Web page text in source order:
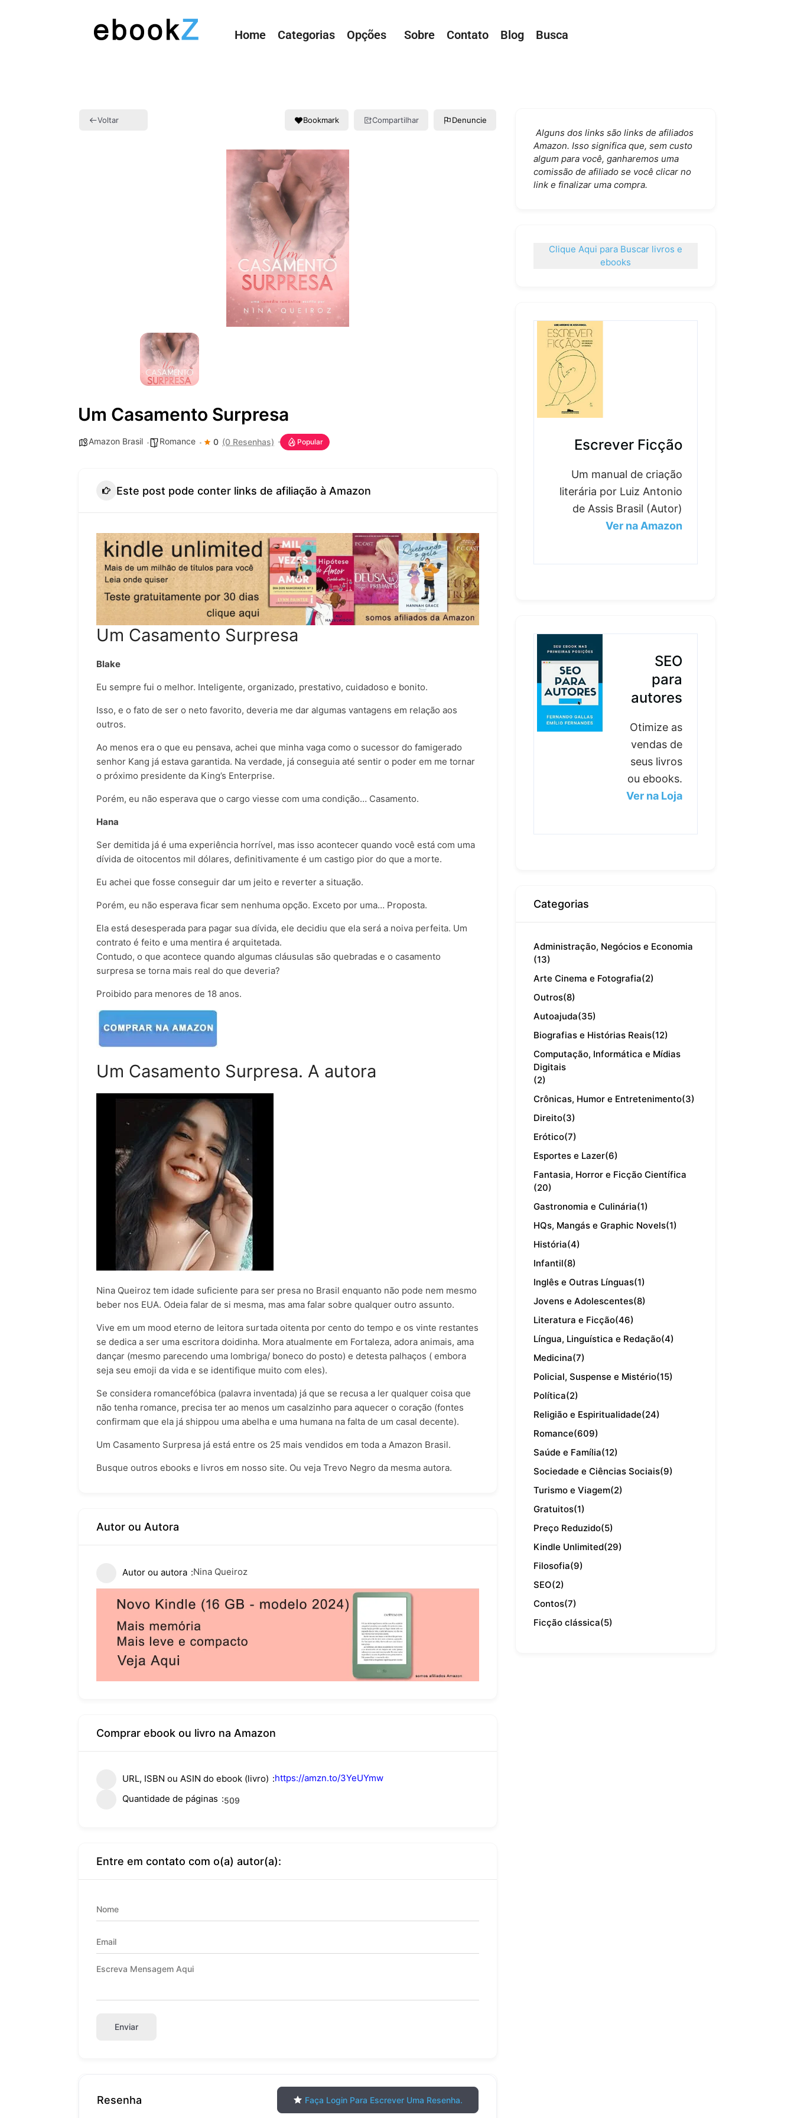
Home Categorias Opções Sobre Contato Blog Busca
Voltar Bookmark Compartilhar Denuncie
Um Casamento Surpresa
Amazon Brasil Romance 0 (0 Resenhas) Popular
Este post pode conter links de afiliação à Amazon
Um Casamento Surpresa
Blake
Eu sempre fui o melhor. Inteligente, organizado, prestativo, cuidadoso e bonito.
Isso, e o fato de ser o neto favorito, deveria me dar algumas vantagens em relação aos
outros.
Ao menos era o que eu pensava, achei que minha vaga como o sucessor do famigerado
senhor Kang já estava garantida. Na verdade, já conseguia até sentir o poder em me tornar
o próximo presidente da King’s Enterprise.
Porém, eu não esperava que o cargo viesse com uma condição… Casamento.
Hana
Ser demitida já é uma experiência horrível, mas isso acontecer quando você está com uma
dívida de oitocentos mil dólares, definitivamente é um castigo pior do que a morte.
Eu achei que fosse conseguir dar um jeito e reverter a situação.
Porém, eu não esperava ficar sem nenhuma opção. Exceto por uma… Proposta.
Ela está desesperada para pagar sua dívida, ele decidiu que ela será a noiva perfeita. Um
contrato é feito e uma mentira é arquitetada.
Contudo, o que acontece quando algumas cláusulas são quebradas e o casamento
surpresa se torna mais real do que deveria?
Proibido para menores de 18 anos.
Um Casamento Surpresa. A autora
Nina Queiroz tem idade suficiente para ser presa no Brasil enquanto não pode nem mesmo
beber nos EUA. Odeia falar de si mesma, mas ama falar sobre qualquer outro assunto.
Vive em um mood eterno de leitora surtada oitenta por cento do tempo e os vinte restantes
se dedica a ser uma escritora doidinha. Mora atualmente em Fortaleza, adora animais, ama
dançar (mesmo parecendo uma lombriga/ boneco do posto) e detesta palhaços ( embora
seja seu emoji da vida e se identifique muito com eles).
Se considera romancefóbica (palavra inventada) já que se recusa a ler qualquer coisa que
não tenha romance, precisa ter ao menos um casalzinho para aquecer o coração (fontes
confirmam que ela já shippou uma abelha e uma humana na falta de um casal decente).
Um Casamento Surpresa já está entre os 25 mais vendidos em toda a Amazon Brasil.
Busque outros ebooks e livros em nosso site. Ou veja Trevo Negro da mesma autora.
Autor ou Autora
Autor ou autora Nina Queiroz
Comprar ebook ou livro na Amazon
URL, ISBN ou ASIN do ebook (livro)
https://amzn.to/3YeUYmw
Quantidade de páginas
509
Entre em contato com o(a) autor(a):
Enviar
Resenha Faça Login Para Escrever Uma Resenha.
Alguns dos links são links de afiliados
Amazon. Isso significa que, sem custo
algum para você, ganharemos uma
comissão de afiliado se você clicar no
link e finalizar uma compra.
Clique Aqui para Buscar livros e
ebooks
Escrever Ficção
Um manual de criação
literária por Luiz Antonio
de Assis Brasil (Autor)
Ver na Amazon
SEO
para
autores
Otimize as
vendas de
seus livros
ou ebooks.
Ver na Loja
Categorias
Administração, Negócios e Economia
(13)
Arte Cinema e Fotografia(2)
Outros(8)
Autoajuda(35)
Biografias e Histórias Reais(12)
Computação, Informática e Mídias
Digitais
(2)
Crônicas, Humor e Entretenimento(3)
Direito(3)
Erótico(7)
Esportes e Lazer(6)
Fantasia, Horror e Ficção Científica
(20)
Gastronomia e Culinária(1)
HQs, Mangás e Graphic Novels(1)
História(4)
Infantil(8)
Inglês e Outras Línguas(1)
Jovens e Adolescentes(8)
Literatura e Ficção(46)
Língua, Linguística e Redação(4)
Medicina(7)
Policial, Suspense e Mistério(15)
Política(2)
Religião e Espiritualidade(24)
Romance(609)
Saúde e Família(12)
Sociedade e Ciências Sociais(9)
Turismo e Viagem(2)
Gratuitos(1)
Preço Reduzido(5)
Kindle Unlimited(29)
Filosofia(9)
SEO(2)
Contos(7)
Ficção clássica(5)